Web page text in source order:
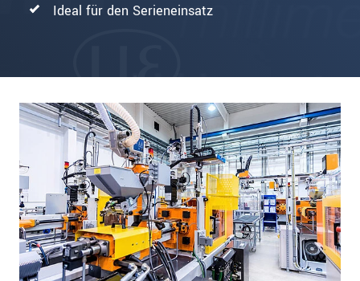
Ideal für den Serieneinsatz